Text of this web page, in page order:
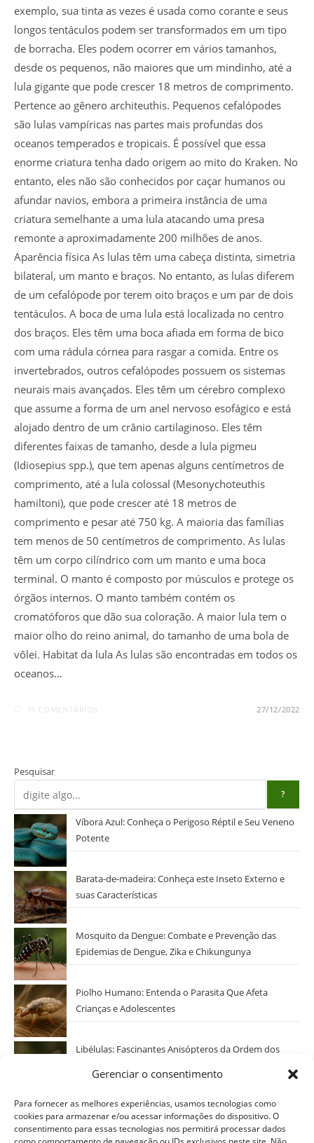
Gerenciar o consentimento
Para fornecer as melhores experiências, usamos tecnologias como
cookies para armazenar e/ou acessar informações do dispositivo. O
consentimento para essas tecnologias nos permitirá processar dados
exemplo, sua tinta as vezes é usada como corante e seus
longos tentáculos podem ser transformados em um tipo
de borracha. Eles podem ocorrer em vários tamanhos,
desde os pequenos, não maiores que um mindinho, até a
lula gigante que pode crescer 18 metros de comprimento.
Pertence ao gênero architeuthis. Pequenos cefalópodes
são lulas vampíricas nas partes mais profundas dos
oceanos temperados e tropicais. É possível que essa
enorme criatura tenha dado origem ao mito do Kraken. No
entanto, eles não são conhecidos por caçar humanos ou
afundar navios, embora a primeira instância de uma
criatura semelhante a uma lula atacando uma presa
remonte a aproximadamente 200 milhões de anos.
Aparência física As lulas têm uma cabeça distinta, simetria
bilateral, um manto e braços. No entanto, as lulas diferem
de um cefalópode por terem oito braços e um par de dois
tentáculos. A boca de uma lula está localizada no centro
dos braços. Eles têm uma boca afiada em forma de bico
com uma rádula córnea para rasgar a comida. Entre os
invertebrados, outros cefalópodes possuem os sistemas
neurais mais avançados. Eles têm um cérebro complexo
que assume a forma de um anel nervoso esofágico e está
alojado dentro de um crânio cartilaginoso. Eles têm
diferentes faixas de tamanho, desde a lula pigmeu
(Idiosepius spp.), que tem apenas alguns centímetros de
comprimento, até a lula colossal (Mesonychoteuthis
hamiltoni), que pode crescer até 18 metros de
comprimento e pesar até 750 kg. A maioria das famílias
tem menos de 50 centímetros de comprimento. As lulas
têm um corpo cilíndrico com um manto e uma boca
terminal. O manto é composto por músculos e protege os
órgãos internos. O manto também contém os
cromatóforos que dão sua coloração. A maior lula tem o
maior olho do reino animal, do tamanho de uma bola de
vôlei. Habitat da lula As lulas são encontradas em todos os
oceanos…
27/12/2022
Pesquisar
?
Víbora Azul: Conheça o Perigoso Réptil e Seu Veneno
Potente
Barata-de-madeira: Conheça este Inseto Externo e
suas Características
Mosquito da Dengue: Combate e Prevenção das
Epidemias de Dengue, Zika e Chikungunya
Piolho Humano: Entenda o Parasita Que Afeta
Crianças e Adolescentes
Libélulas: Fascinantes Anisópteros da Ordem dos
Categorias
Selecionar Categoria